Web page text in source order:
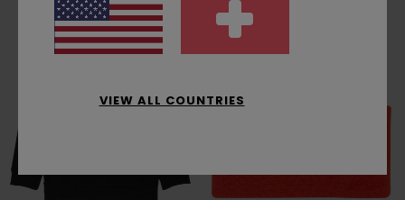
VIEW ALL COUNTRIES